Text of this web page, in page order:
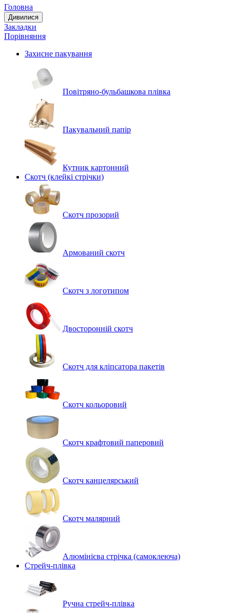
Головна
Дивилися
Закладки
Порівняння
Захисне пакування
Повітряно-бульбашкова плівка
Пакувальний папір
Кутник картонний
Скотч (клейкі стрічки)
Скотч прозорий
Армований скотч
Скотч з логотипом
Двосторонній скотч
Скотч для кліпсатора пакетів
Скотч кольоровий
Скотч крафтовий паперовий
Скотч канцелярський
Скотч малярний
Алюмінієва стрічка (самоклеюча)
Стрейч-плівка
Ручна стрейч-плівка